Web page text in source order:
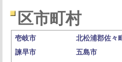
区市町村
壱岐市 北松浦郡佐々町
諫早市
五島市